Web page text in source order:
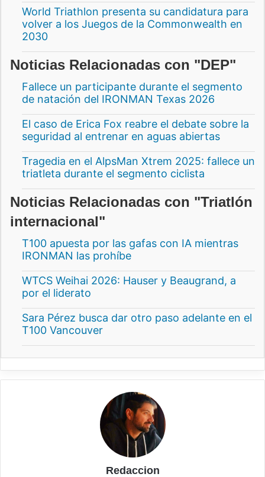
World Triathlon presenta su candidatura para
volver a los Juegos de la Commonwealth en
2030
Noticias Relacionadas con "DEP"
Fallece un participante durante el segmento
de natación del IRONMAN Texas 2026
El caso de Erica Fox reabre el debate sobre la
seguridad al entrenar en aguas abiertas
Tragedia en el AlpsMan Xtrem 2025: fallece un
triatleta durante el segmento ciclista
Noticias Relacionadas con "Triatlón
internacional"
T100 apuesta por las gafas con IA mientras
IRONMAN las prohíbe
WTCS Weihai 2026: Hauser y Beaugrand, a
por el liderato
Sara Pérez busca dar otro paso adelante en el
T100 Vancouver
Redaccion